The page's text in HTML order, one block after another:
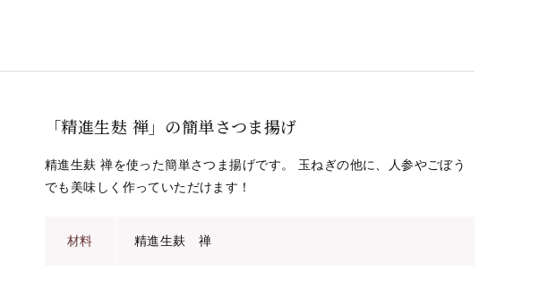
「精進生麸 禅」の簡単さつま揚げ
精進生麸 禅を使った簡単さつま揚げです。 玉ねぎの他に、人参やごぼう
でも美味しく作っていただけます！
材料 精進生麸 禅